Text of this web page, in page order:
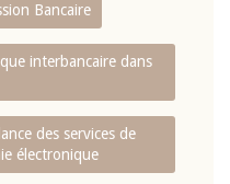
Bancaire
interbancaire dans
des services de
électronique